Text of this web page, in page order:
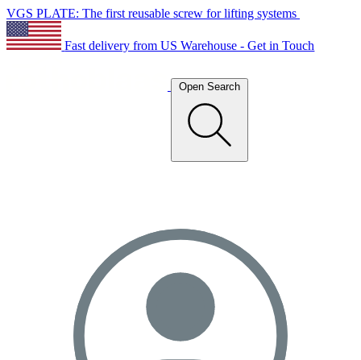
VGS PLATE: The first reusable screw for lifting systems
Fast delivery from US Warehouse - Get in Touch
Open Search